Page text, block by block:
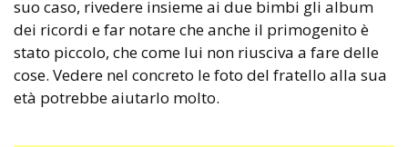
suo caso, rivedere insieme ai due bimbi gli album
dei ricordi e far notare che anche il primogenito è
stato piccolo, che come lui non riusciva a fare delle
cose. Vedere nel concreto le foto del fratello alla sua
età potrebbe aiutarlo molto.